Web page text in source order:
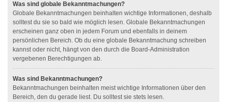
Was sind globale Bekanntmachungen?
Globale Bekanntmachungen beinhalten wichtige Informationen, deshalb
solltest du sie so bald wie möglich lesen. Globale Bekanntmachungen
erscheinen ganz oben in jedem Forum und ebenfalls in deinem
persönlichen Bereich. Ob du eine globale Bekanntmachung schreiben
kannst oder nicht, hängt von den durch die Board-Administration
vergebenen Berechtigungen ab.
Was sind Bekanntmachungen?
Bekanntmachungen beinhalten meist wichtige Informationen über den
Bereich, den du gerade liest. Du solltest sie stets lesen.